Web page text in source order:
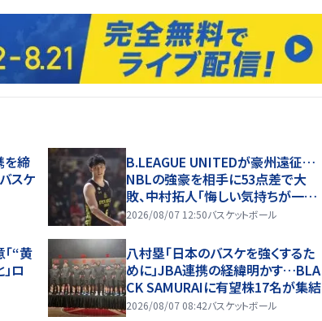
を締
スケ
B.LEAGUE UNITEDが豪州遠征…
NBLの強豪を相手に53点差で大
敗、中村拓人「悔しい気持ちが一番
強い」
2026/08/07 12:50バスケットボール
“黄
ロ
八村塁「日本のバスケを強くするた
めに」JBA連携の経緯明かす…BLA
CK SAMURAIに有望株17名が集結
2026/08/07 08:42バスケットボール